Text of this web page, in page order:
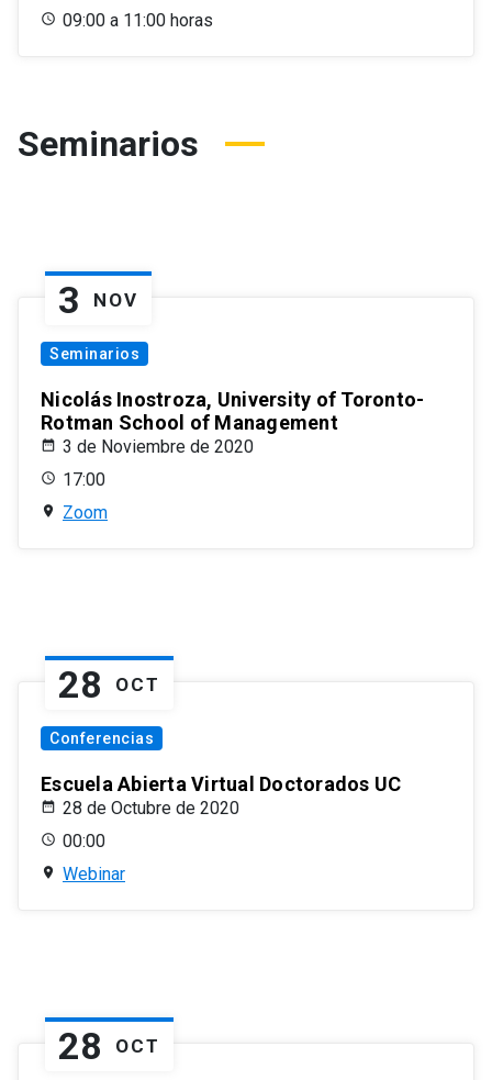
09:00 a 11:00 horas
Seminarios
3 NOV
Seminarios
Nicolás Inostroza, University of Toronto-
Rotman School of Management
3 de Noviembre de 2020
17:00
Zoom
28 OCT
Conferencias
Escuela Abierta Virtual Doctorados UC
28 de Octubre de 2020
00:00
Webinar
28 OCT